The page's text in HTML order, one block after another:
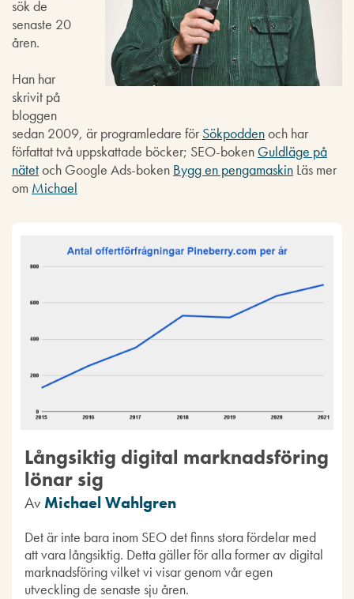
sök de
senaste 20
åren.
Han har
skrivit på
bloggen
sedan 2009, är programledare för Sökpoddenoch har
författat två uppskattade böcker; SEO-boken Guldläge på
nätetoch Google Ads-boken Bygg en pengamaskin Läs mer
om Michael
Långsiktig digital marknadsföring
lönar sig
Av Michael Wahlgren
Det är inte bara inom SEO det finns stora fördelar med
att vara långsiktig. Detta gäller för alla former av digital
marknadsföring vilket vi visar genom vår egen
utveckling de senaste sju åren.